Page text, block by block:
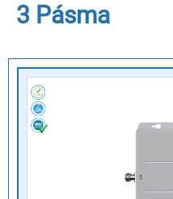
3 Pásma